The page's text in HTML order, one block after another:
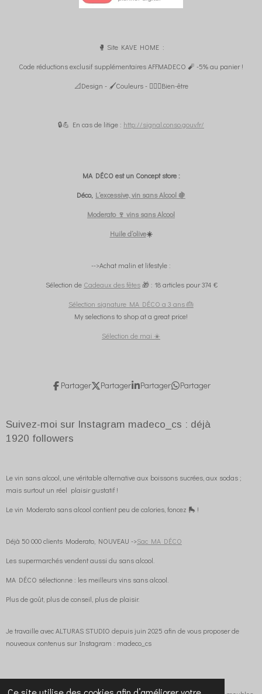
🥊 Site KAVE HOME :
Code réductions exclusif supplémentaires AFFMADECO 🧨 -5% au panier !
📐Design - 🖌️Couleurs - 🧘🏼‍♀️Bien-être
🔒💪 En cas de litige : http://signal.conso.gouv.fr/
MA DÉCO est un Concept store :
Déco, L’excessive, vin sans Alcool 🍇
Moderato 🍷 vins sans Alcool
Huile d’olive☀️
-->Achat malin et lifestyle :
Sélection de Cadeaux des fêtes🎁 : 18 articles pour 374 €
Sélection signature MA DÉCO a 3 ans 🎂
My selections to shop at a great price!
Sélection de mai ☀️
Partager Partager Partager Partager
Suivez-moi sur Instagram madeco_cs : déjà
1920 followers
Le vin sans alcool, une véritable alternative aux boissons sucrées, aux sodas ;
mais surtout un réel plaisir gustatif !
Le vin Moderato sans alcool contient peu de calories, foncez 🛼 !
Déjà 50 000 clients Moderato, NOUVEAU ->Sac MA DÉCO
Les supermarchés vendent aussi du sans alcool.
MA DÉCO sélectionne : les meilleurs vins sans alcool.
Plus de goût, plus de conseil, plus de plaisir.
Je travaille avec ALTURAS STUDIO depuis juin 2025 afin de vous proposer de
nouveaux contenus sur Instagram : madeco_cs